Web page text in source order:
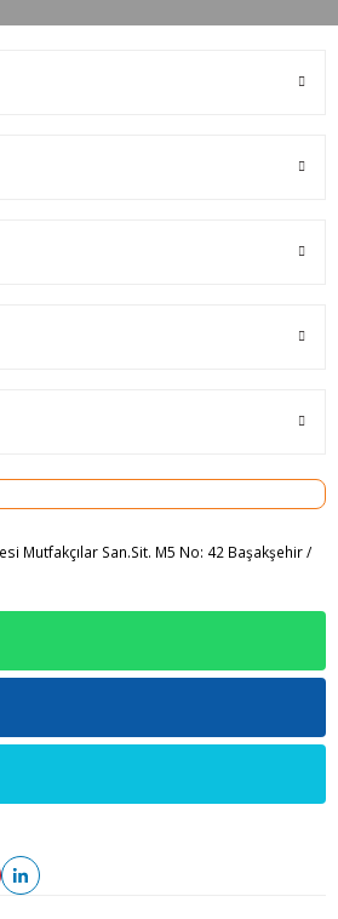
Mutfakçılar San.Sit. M5 No: 42 Başakşehir /